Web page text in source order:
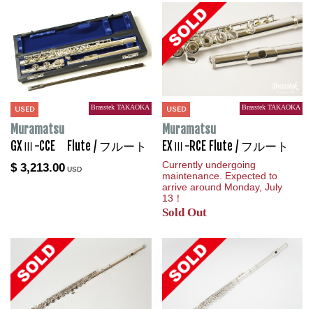
USED Brasstek TAKAOKA
Muramatsu
GXⅢ-CCE Flute / フルート
$ 3,213.00 USD
USED Brasstek TAKAOKA
Muramatsu
EXⅢ-RCE Flute / フルート
Currently undergoing
maintenance. Expected to
arrive around Monday, July
13！
Sold Out